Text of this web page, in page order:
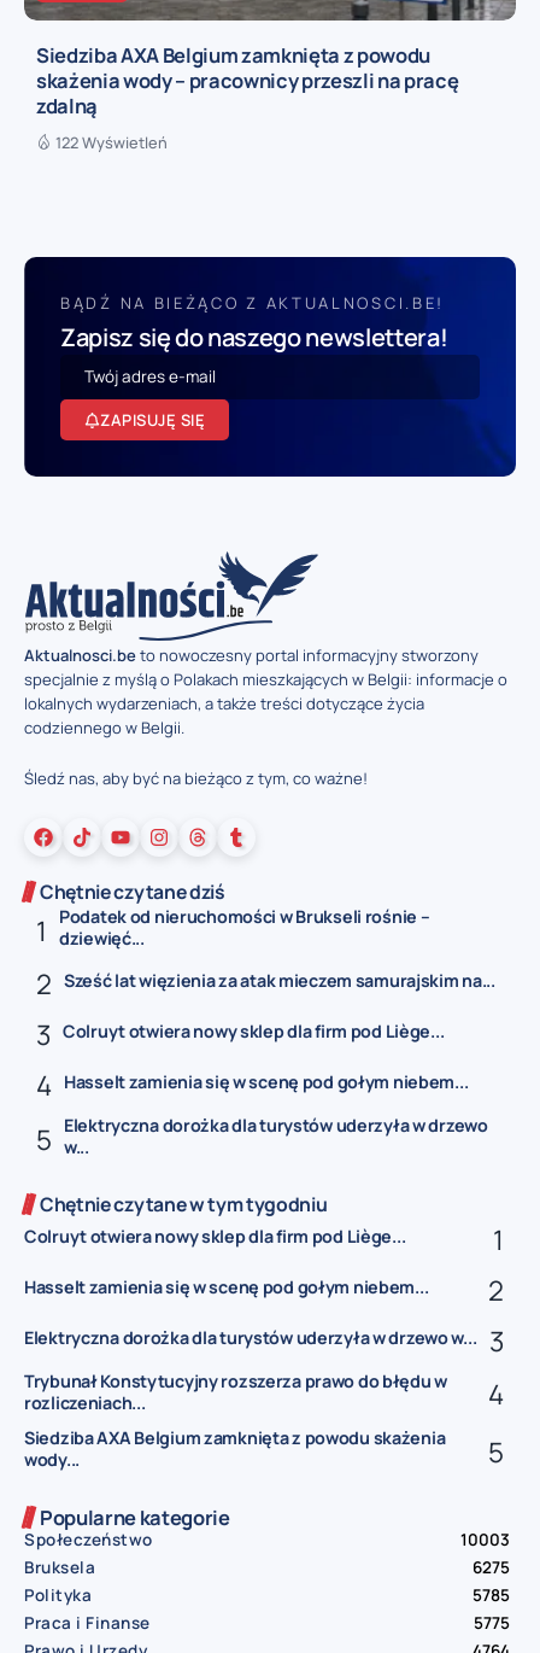
Siedziba AXA Belgium zamknięta z powodu
skażenia wody – pracownicy przeszli na pracę
zdalną
122 Wyświetleń
BĄDŹ NA BIEŻĄCO Z AKTUALNOSCI.BE!
Zapisz się do naszego newslettera!
ZAPISUJĘ SIĘ
Aktualnosci.beto nowoczesny portal informacyjny stworzony
specjalnie z myślą o Polakach mieszkających w Belgii: informacje o
lokalnych wydarzeniach, a także treści dotyczące życia
codziennego w Belgii.
Śledź nas, aby być na bieżąco z tym, co ważne!
Chętnie czytane dziś
Podatek od nieruchomości w Brukseli rośnie –
dziewięć...
Sześć lat więzienia za atak mieczem samurajskim na...
Colruyt otwiera nowy sklep dla firm pod Liège...
Hasselt zamienia się w scenę pod gołym niebem...
Elektryczna dorożka dla turystów uderzyła w drzewo
w...
Chętnie czytane w tym tygodniu
Colruyt otwiera nowy sklep dla firm pod Liège...
Hasselt zamienia się w scenę pod gołym niebem...
Elektryczna dorożka dla turystów uderzyła w drzewo w...
Trybunał Konstytucyjny rozszerza prawo do błędu w
rozliczeniach...
Siedziba AXA Belgium zamknięta z powodu skażenia
wody...
Popularne kategorie
Społeczeństwo
10003
Bruksela
6275
Polityka
5785
Praca i Finanse
5775